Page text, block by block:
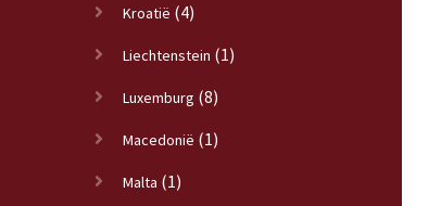
Kroatië (4)
Liechtenstein (1)
Luxemburg (8)
Macedonië (1)
Malta (1)